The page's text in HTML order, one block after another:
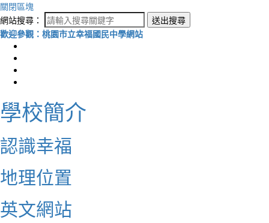
關閉區塊
網站搜尋：
送出搜尋
歡迎參觀：桃園市立幸福國民中學網站
學校簡介
認識幸福
地理位置
英文網站